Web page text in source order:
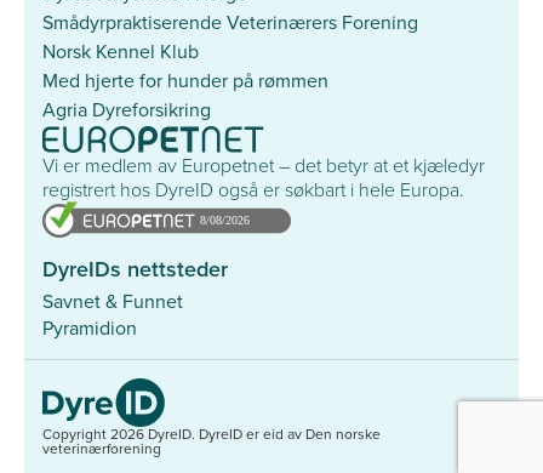
Smådyrpraktiserende Veterinærers Forening
Norsk Kennel Klub
Med hjerte for hunder på rømmen
Agria Dyreforsikring
Vi er medlem av Europetnet – det betyr at et kjæledyr
registrert hos DyreID også er søkbart i hele Europa.
DyreIDs nettsteder
Savnet & Funnet
Pyramidion
Copyright 2026 DyreID. DyreID er eid av Den norske
veterinærforening